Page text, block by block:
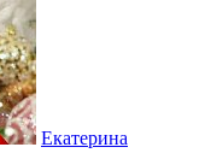
Екатерина